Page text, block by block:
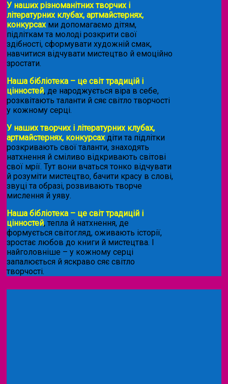
У наших різноманітних творчих і
літературних клубах, артмайстернях,
конкурсахми допомагаємо дітям,
підліткам та молоді розкрити свої
здібності, сформувати художній смак,
навчитися відчувати мистецтво й емоційно
зростати.
Наша бібліотека – це світ традицій і
цінностей, де народжується віра в себе,
розквітають таланти й сяє світло творчості
у кожному серці.
У наших творчих і літературних клубах,
артмайстернях, конкурсахдіти та підлітки
розкривають свої таланти, знаходять
натхнення й сміливо відкривають світові
свої мрії. Тут вони вчаться тонко відчувати
й розуміти мистецтво, бачити красу в слові,
звуці та образі, розвивають творче
мислення й уяву.
Наша бібліотека – це світ традицій і
цінностей, тепла й натхнення, де
формується світогляд, оживають історії,
зростає любов до книги й мистецтва. І
найголовніше – у кожному серці
запалюється й яскраво сяє світло
творчості.